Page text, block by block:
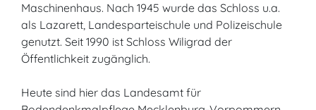
Maschinenhaus. Nach 1945 wurde das Schloss u.a.
als Lazarett, Landesparteischule und Polizeischule
genutzt. Seit 1990 ist Schloss Wiligrad der
Öffentlichkeit zugänglich.
Heute sind hier das Landesamt für